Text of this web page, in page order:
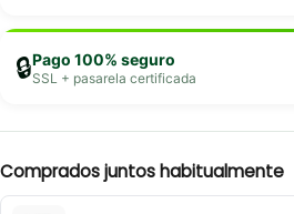
🔒Pago 100% seguro
SSL + pasarela certificada
Comprados juntos habitualmente